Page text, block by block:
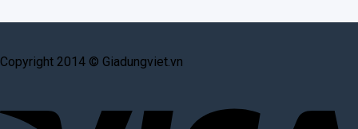
Copyright 2014 © Giadungviet.vn